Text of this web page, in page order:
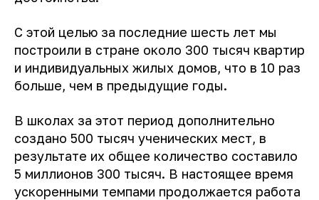
С этой целью за последние шесть лет мы
построили в стране около 300 тысяч квартир
и индивидуальных жилых домов, что в 10 раз
больше, чем в предыдущие годы.
В школах за этот период дополнительно
создано 500 тысяч ученических мест, в
результате их общее количество составило
5 миллионов 300 тысяч. В настоящее время
ускоренными темпами продолжается работа